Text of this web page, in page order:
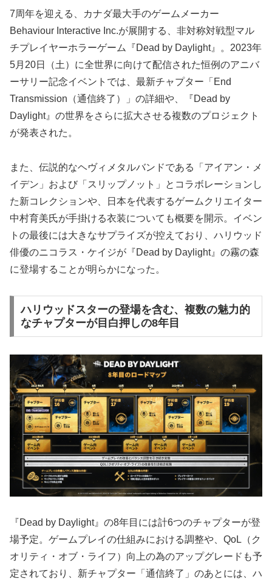
7周年を迎える、カナダ最大手のゲームメーカー
Behaviour Interactive Inc.が展開する、非対称対戦型マル
チプレイヤーホラーゲーム『Dead by Daylight』。2023年
5月20日（土）に全世界に向けて配信された恒例のアニバ
ーサリー記念イベントでは、最新チャプター「End
Transmission（通信終了）」の詳細や、『Dead by
Daylight』の世界をさらに拡大させる複数のプロジェクト
が発表された。
また、伝説的なヘヴィメタルバンドである「アイアン・メ
イデン」および「スリップノット」とコラボレーションし
た新コレクションや、日本を代表するゲームクリエイター
中村育美氏が手掛ける衣装についても概要を開示。イベン
トの最後には大きなサプライズが控えており、ハリウッド
俳優のニコラス・ケイジが『Dead by Daylight』の霧の森
に登場することが明らかになった。
ハリウッドスターの登場を含む、複数の魅力的
なチャプターが目白押しの8年目
『Dead by Daylight』の8年目には計6つのチャプターが登
場予定。ゲームプレイの仕組みにおける調整や、QoL（ク
オリティ・オブ・ライフ）向上の為のアップグレードも予
定されており、新チャプター「通信終了」のあとには、ハ